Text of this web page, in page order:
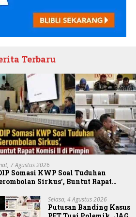
Terbaru
7 Agustus 2026
Somasi KWP Soal Tuduhan
Sirkus’, Buntut Rapat
Selasa, 4 Agustus 2026
Putusan Banding Kasus